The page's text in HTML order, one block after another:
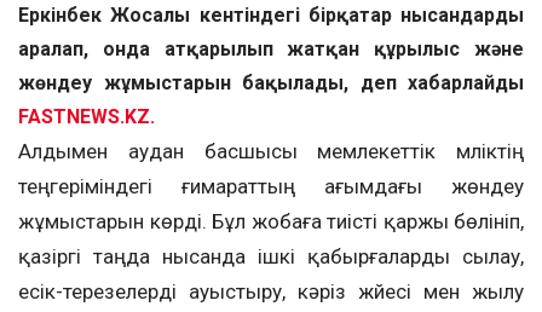
Еркінбек Жосалы кентіндегі бірқатар нысандарды
аралап, онда атқарылып жатқан құрылыс және
жөндеу жұмыстарын бақылады, деп хабарлайды
FASTNEWS.KZ.
Алдымен аудан басшысы мемлекеттік мүліктің
теңгеріміндегі ғимараттың ағымдағы жөндеу
жұмыстарын көрді. Бұл жобаға тиісті қаржы бөлініп,
қазіргі таңда нысанда ішкі қабырғаларды сылау,
есік-терезелерді ауыстыру, кәріз жүйесі мен жылу